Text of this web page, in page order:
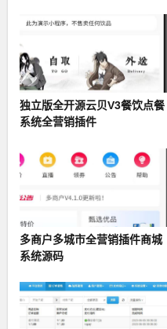
独立版全开源云贝V3餐饮点餐
系统全营销插件
多商户多城市全营销插件商城
系统源码